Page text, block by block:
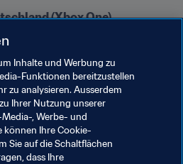
(Xbox One)
(PlayStation 4)
zwar am stärksten
bis auf "Deto" konnte sich bis
Vertreter
lachte den Gastgebern
Inhalte und Werbung zu
Funktionen bereitzustellen
zu analysieren. Ausserdem
Ihrer Nutzung unserer
, Werbe- und
können Ihre Cookie-
Sie auf die Schaltflächen
dass Ihre